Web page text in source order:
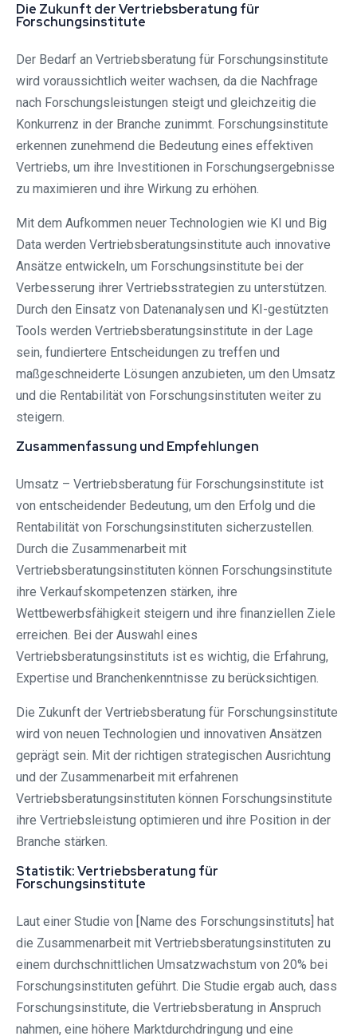
Die Zukunft der Vertriebsberatung für
Forschungsinstitute
Der Bedarf an Vertriebsberatung für Forschungsinstitute
wird voraussichtlich weiter wachsen, da die Nachfrage
nach Forschungsleistungen steigt und gleichzeitig die
Konkurrenz in der Branche zunimmt. Forschungsinstitute
erkennen zunehmend die Bedeutung eines effektiven
Vertriebs, um ihre Investitionen in Forschungsergebnisse
zu maximieren und ihre Wirkung zu erhöhen.
Mit dem Aufkommen neuer Technologien wie KI und Big
Data werden Vertriebsberatungsinstitute auch innovative
Ansätze entwickeln, um Forschungsinstitute bei der
Verbesserung ihrer Vertriebsstrategien zu unterstützen.
Durch den Einsatz von Datenanalysen und KI-gestützten
Tools werden Vertriebsberatungsinstitute in der Lage
sein, fundiertere Entscheidungen zu treffen und
maßgeschneiderte Lösungen anzubieten, um den Umsatz
und die Rentabilität von Forschungsinstituten weiter zu
steigern.
Zusammenfassung und Empfehlungen
Umsatz – Vertriebsberatung für Forschungsinstitute ist
von entscheidender Bedeutung, um den Erfolg und die
Rentabilität von Forschungsinstituten sicherzustellen.
Durch die Zusammenarbeit mit
Vertriebsberatungsinstituten können Forschungsinstitute
ihre Verkaufskompetenzen stärken, ihre
Wettbewerbsfähigkeit steigern und ihre finanziellen Ziele
erreichen. Bei der Auswahl eines
Vertriebsberatungsinstituts ist es wichtig, die Erfahrung,
Expertise und Branchenkenntnisse zu berücksichtigen.
Die Zukunft der Vertriebsberatung für Forschungsinstitute
wird von neuen Technologien und innovativen Ansätzen
geprägt sein. Mit der richtigen strategischen Ausrichtung
und der Zusammenarbeit mit erfahrenen
Vertriebsberatungsinstituten können Forschungsinstitute
ihre Vertriebsleistung optimieren und ihre Position in der
Branche stärken.
Statistik: Vertriebsberatung für
Forschungsinstitute
Laut einer Studie von [Name des Forschungsinstituts] hat
die Zusammenarbeit mit Vertriebsberatungsinstituten zu
einem durchschnittlichen Umsatzwachstum von 20% bei
Forschungsinstituten geführt. Die Studie ergab auch, dass
Forschungsinstitute, die Vertriebsberatung in Anspruch
nahmen, eine höhere Marktdurchdringung und eine